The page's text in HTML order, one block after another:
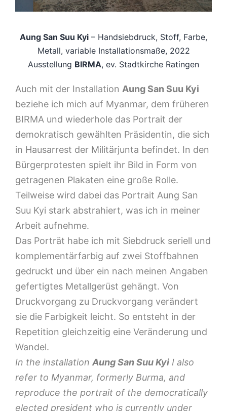
Aung San Suu Kyi – Handsiebdruck, Stoff, Farbe,
Metall, variable Installationsmaße, 2022
Ausstellung BIRMA, ev. Stadtkirche Ratingen
Auch mit der Installation Aung San Suu Kyi
beziehe ich mich auf Myanmar, dem früheren
BIRMA und wiederhole das Portrait der
demokratisch gewählten Präsidentin, die sich
in Hausarrest der Militärjunta befindet. In den
Bürgerprotesten spielt ihr Bild in Form von
getragenen Plakaten eine große Rolle.
Teilweise wird dabei das Portrait Aung San
Suu Kyi stark abstrahiert, was ich in meiner
Arbeit aufnehme.
Das Porträt habe ich mit Siebdruck seriell und
komplementärfarbig auf zwei Stoffbahnen
gedruckt und über ein nach meinen Angaben
gefertigtes Metallgerüst gehängt. Von
Druckvorgang zu Druckvorgang verändert
sie die Farbigkeit leicht. So entsteht in der
Repetition gleichzeitig eine Veränderung und
Wandel.
In the installation Aung San Suu Kyi I also
refer to Myanmar, formerly Burma, and
reproduce the portrait of the democratically
elected president who is currently under